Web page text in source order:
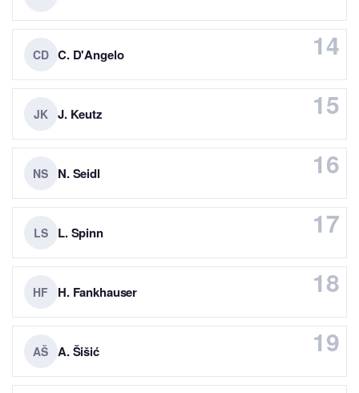
14
CD C. D'Angelo
15
JK J. Keutz
16
NS N. Seidl
17
LS L. Spinn
18
HF H. Fankhauser
19
AŠ A. Šišić